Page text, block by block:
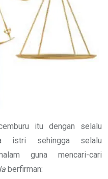
itu dengan selalu
istri sehingga selalu
guna mencari-cari
berfirman: